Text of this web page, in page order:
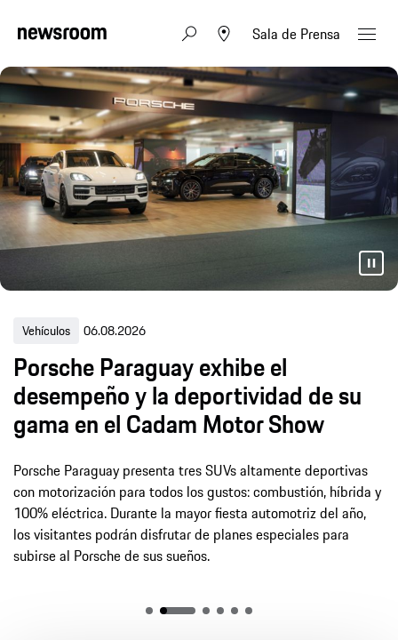
Sala de Prensa
Vehículos 06.08.2026
Porsche Paraguay exhibe el
desempeño y la deportividad de su
gama en el Cadam Motor Show
Porsche Paraguay presenta tres SUVs altamente deportivas
con motorización para todos los gustos: combustión, híbrida y
100% eléctrica. Durante la mayor fiesta automotriz del año,
los visitantes podrán disfrutar de planes especiales para
subirse al Porsche de sus sueños.